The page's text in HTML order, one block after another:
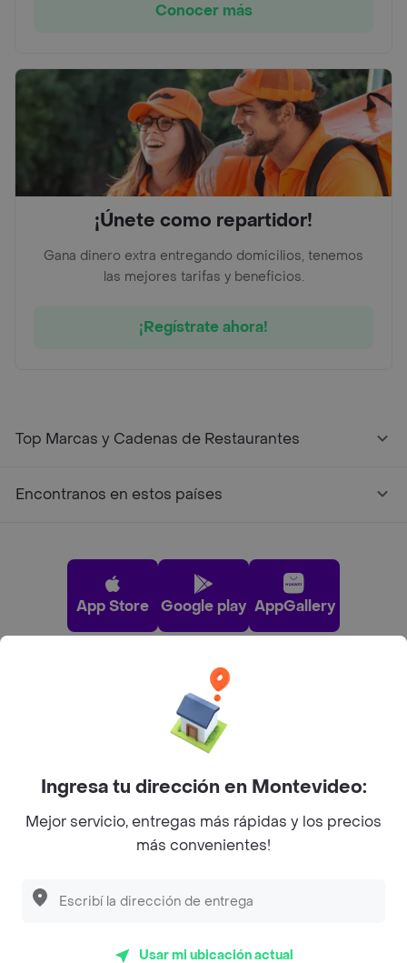
Descubre las PROMOCIONES que tenemos
Conocer más
¡Únete como repartidor!
Gana dinero extra entregando domicilios, tenemos
las mejores tarifas y beneficios.
¡Regístrate ahora!
Top Marcas y Cadenas de Restaurantes
Encontranos en estos países
App Store Google play AppGallery
Pide tu comida favorita cerca de ti
2026 Rappi Inc. All rights reserved.
Ingresa tu dirección en Montevideo:
Mejor servicio, entregas más rápidas y los precios
más convenientes!
Usar mi ubicación actual